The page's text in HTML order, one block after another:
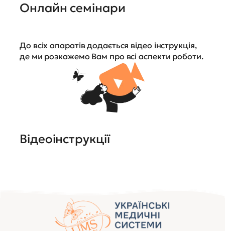
Онлайн семінари
До всіх апаратів додається відео інструкція,
де ми розкажемо Вам про всі аспекти роботи.
Відеоінструкції